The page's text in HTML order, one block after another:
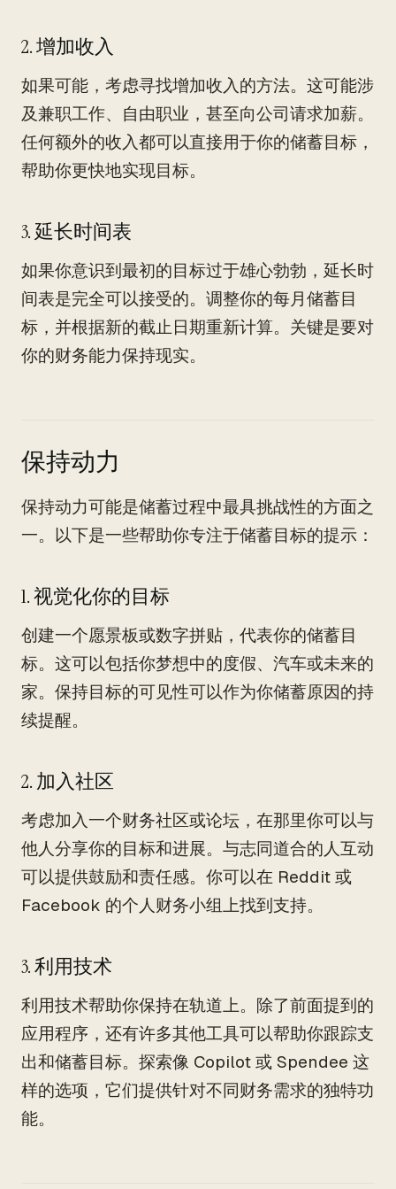
2. 增加收入
如果可能，考虑寻找增加收入的方法。这可能涉
及兼职工作、自由职业，甚至向公司请求加薪。
任何额外的收入都可以直接用于你的储蓄目标，
帮助你更快地实现目标。
3. 延长时间表
如果你意识到最初的目标过于雄心勃勃，延长时
间表是完全可以接受的。调整你的每月储蓄目
标，并根据新的截止日期重新计算。关键是要对
你的财务能力保持现实。
保持动力
保持动力可能是储蓄过程中最具挑战性的方面之
一。以下是一些帮助你专注于储蓄目标的提示：
1. 视觉化你的目标
创建一个愿景板或数字拼贴，代表你的储蓄目
标。这可以包括你梦想中的度假、汽车或未来的
家。保持目标的可见性可以作为你储蓄原因的持
续提醒。
2. 加入社区
考虑加入一个财务社区或论坛，在那里你可以与
他人分享你的目标和进展。与志同道合的人互动
可以提供鼓励和责任感。你可以在 Reddit 或
Facebook 的个人财务小组上找到支持。
3. 利用技术
利用技术帮助你保持在轨道上。除了前面提到的
应用程序，还有许多其他工具可以帮助你跟踪支
出和储蓄目标。探索像 Copilot 或 Spendee 这
样的选项，它们提供针对不同财务需求的独特功
能。